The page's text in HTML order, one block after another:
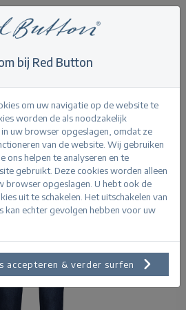
> Jimmy darkstone used
bij Red Button
om uw navigatie op de website te
worden de als noodzakelijk
uw browser opgeslagen, omdat ze
van de website. Wij gebruiken
ons helpen te analyseren en te
gebruikt. Deze cookies worden alleen
browser opgeslagen. U hebt ook de
uit te schakelen. Het uitschakelen van
kan echter gevolgen hebben voor uw
accepteren & verder surfen